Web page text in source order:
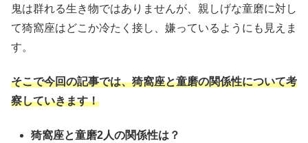
鬼は群れる生き物ではありませんが、親しげな童磨に対し
て猗窩座はどこか冷たく接し、嫌っているようにも見えま
す。
そこで今回の記事では、猗窩座と童磨の関係性について考
察していきます！
猗窩座と童磨2人の関係性は？